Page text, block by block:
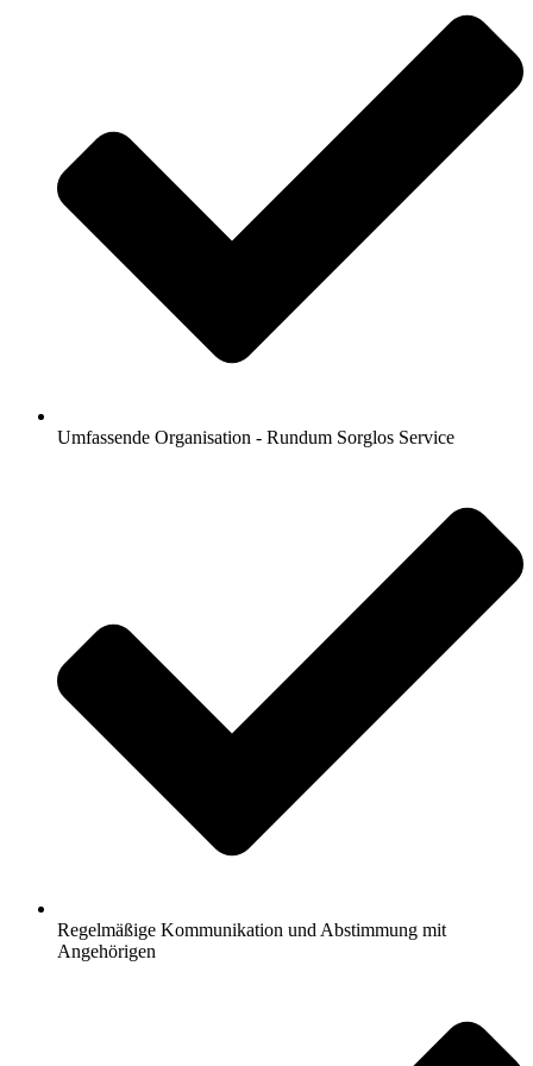
Umfassende Organisation - Rundum Sorglos Service
Regelmäßige Kommunikation und Abstimmung mit
Angehörigen